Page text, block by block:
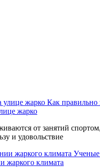
Как правильно
жарко
от занятий
и удовольствие
Ученые
жаркого климата